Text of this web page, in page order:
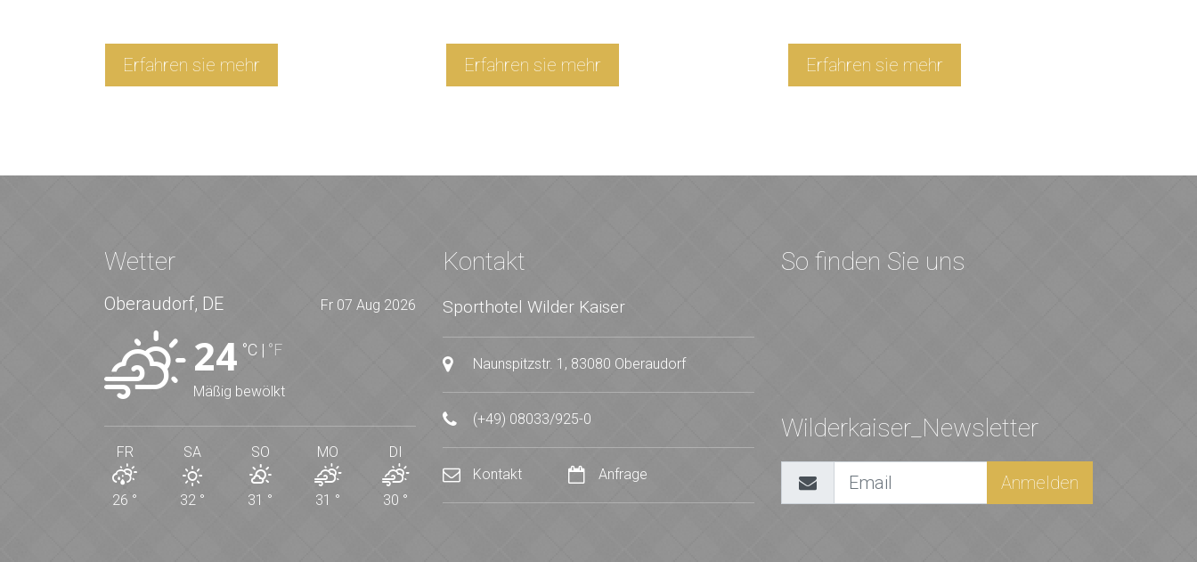
Erfahren sie mehr Erfahren sie mehr Erfahren sie mehr
Wetter
Oberaudorf, DE Fr 07 Aug 2026
24 °C | °F
Mäßig bewölkt
FR
26 °
SA
32 °
SO
31 °
MO
31 °
DI
30 °
Kontakt
Sporthotel Wilder Kaiser
Naunspitzstr. 1, 83080 Oberaudorf
(+49) 08033/925-0
Kontakt Anfrage
So finden Sie uns
Wilderkaiser_Newsletter
Anmelden